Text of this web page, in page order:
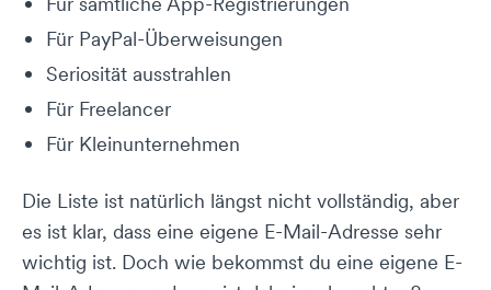
Für PayPal-Überweisungen
Seriosität ausstrahlen
Für Freelancer
Für Kleinunternehmen
Die Liste ist natürlich längst nicht vollständig, aber
es ist klar, dass eine eigene E-Mail-Adresse sehr
wichtig ist. Doch wie bekommst du eine eigene E-